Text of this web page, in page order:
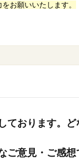
お願いいたします。
ております。
ご意見・ご感想